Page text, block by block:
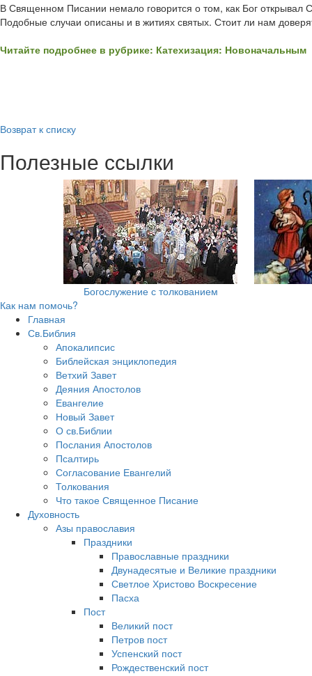
В Священном Писании немало говорится о том, как Бог открывал
Подобные случаи описаны и в житиях святых. Стоит ли нам
Читайте подробнее в рубрике: Катехизация: Новоначальным
Возврат к списку
Полезные ссылки
Богослужение с толкованием
Как нам помочь?
Главная
Св.Библия
Апокалипсис
Библейская энциклопедия
Ветхий Завет
Деяния Апостолов
Евангелие
Новый Завет
О св.Библии
Послания Апостолов
Псалтирь
Согласование Евангелий
Толкования
Что такое Священное Писание
Духовность
Азы православия
Праздники
Православные праздники
Двунадесятые и Великие праздники
Светлое Христово Воскресение
Пасха
Пост
Великий пост
Петров пост
Успенский пост
Рождественский пост